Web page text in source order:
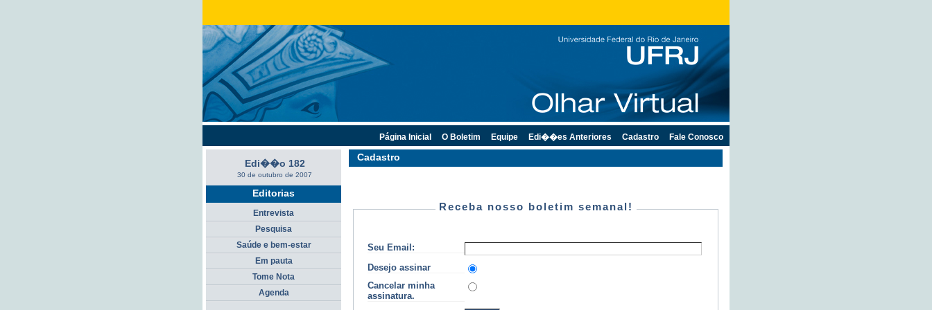
Cadastro
Receba nosso boletim semanal!
Seu Email:
Desejo assinar
Cancelar minha
assinatura.
Edi��o 182
30 de outubro de 2007
Editorias
Entrevista
Pesquisa
Saúde e bem-estar
Em pauta
Tome Nota
Agenda
Página Inicial O Boletim Equipe Edi��es Anteriores Cadastro Fale Conosco